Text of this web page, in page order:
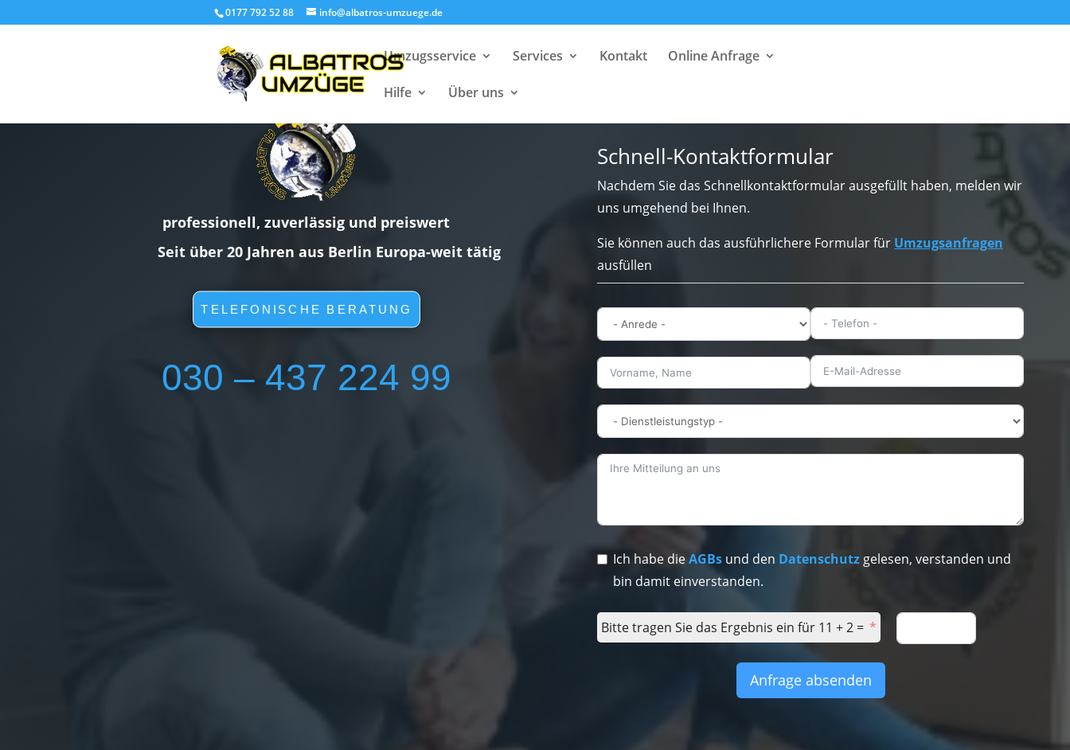
0177 792 52 88 info@albatros-umzuege.de
Umzugsservice Services Kontakt Online Anfrage
Hilfe Über uns
professionell, zuverlässig und preiswert
Seit über 20 Jahren aus Berlin Europa-weit tätig
TELEFONISCHE BERATUNG
030 – 437 224 99
Schnell-Kontaktformular
Nachdem Sie das Schnellkontaktformular ausgefüllt haben, melden wir
uns umgehend bei Ihnen.
Sie können auch das ausführlichere Formular für Umzugsanfragen
ausfüllen
Ich habe dieAGBs und den Datenschutz gelesen, verstanden und
bin damit einverstanden.
Bitte tragen Sie das Ergebnis ein für 11 + 2 =
Anfrage absenden